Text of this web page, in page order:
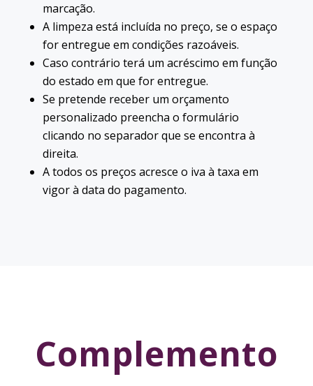
marcação.
A limpeza está incluída no preço, se o espaço
for entregue em condições razoáveis.
Caso contrário terá um acréscimo em função
do estado em que for entregue.
Se pretende receber um orçamento
personalizado preencha o formulário
clicando no separador que se encontra à
direita.
A todos os preços acresce o iva à taxa em
vigor à data do pagamento.
Complemento